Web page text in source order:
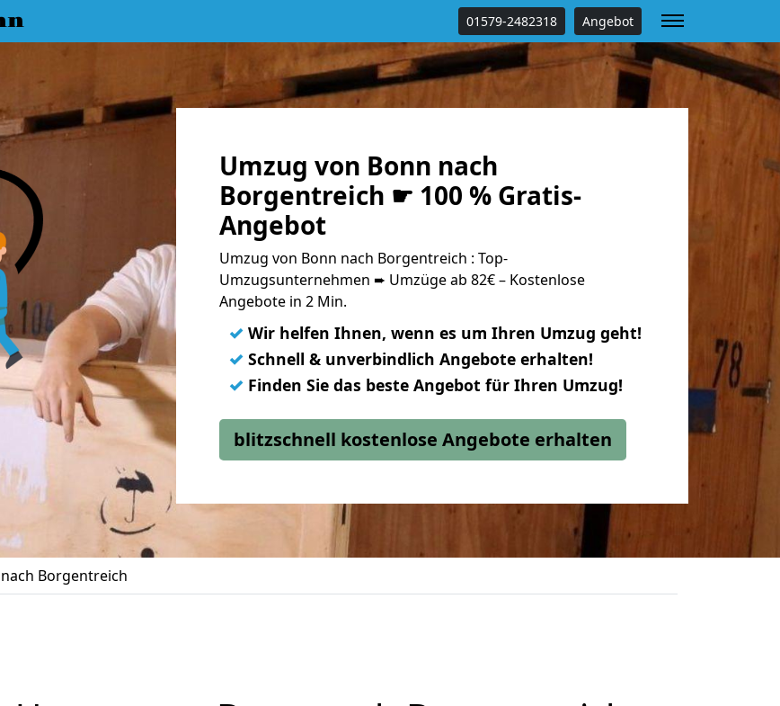
01579-2482318 Angebot
Umzug von Bonn nach
Borgentreich ☛ 100 % Gratis-
Angebot
Umzug von Bonn nach Borgentreich : Top-
Umzugsunternehmen ➨ Umzüge ab 82€ – Kostenlose
Angebote in 2 Min.
✓ Wir helfen Ihnen, wenn es um Ihren Umzug geht!
✓ Schnell & unverbindlich Angebote erhalten!
✓ Finden Sie das beste Angebot für Ihren Umzug!
blitzschnell kostenlose Angebote erhalten
Borgentreich